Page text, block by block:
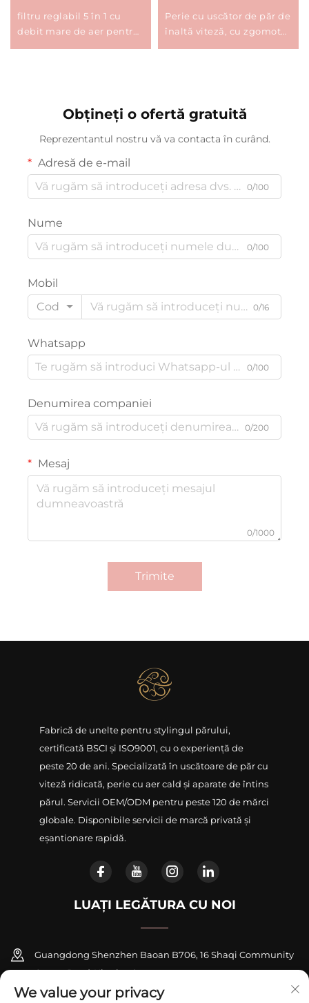
filtru reglabil 5 în 1 cu
debit mare de aer pentru
Perie cu uscător de păr de
înaltă viteză, cu zgomot
Obțineți o ofertă gratuită
Reprezentantul nostru vă va contacta în curând.
Adresă de e-mail
0/100
Nume
0/100
Mobil
Cod
0/16
Whatsapp
0/100
Denumirea companiei
0/200
Mesaj
0/1000
Trimite
Fabrică de unelte pentru stylingul părului,
certificată BSCI și ISO9001, cu o experiență de
peste 20 de ani. Specializată în uscătoare de păr cu
viteză ridicată, perie cu aer cald și aparate de întins
părul. Servicii OEM/ODM pentru peste 120 de mărci
globale. Disponibile servicii de marcă privată și
eșantionare rapidă.
LUAȚI LEGĂTURA CU NOI
Guangdong Shenzhen Baoan B706, 16 Shaqi Community
Centre Road, Xinqiao Street
We value your privacy